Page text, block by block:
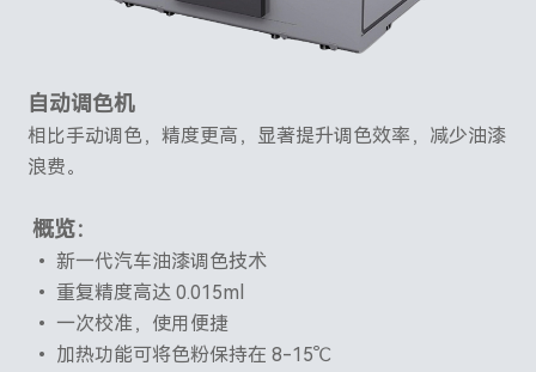
自动调色机
相比手动调色，精度更高，显著提升调色效率，减少油漆
浪费。
概览：
• 新一代汽车油漆调色技术
• 重复精度高达 0.015ml
• 一次校准，使用便捷
• 加热功能可将色粉保持在 8-15℃